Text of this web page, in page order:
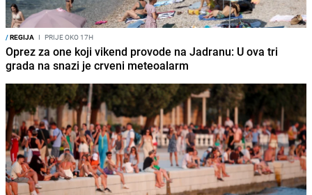
/REGIJA I PRIJE OKO 17H
Oprez za one koji vikend provode na Jadranu: U ova tri
grada na snazi je crveni meteoalarm